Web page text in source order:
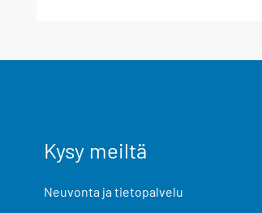
Kysy meiltä
Neuvonta ja tietopalvelu